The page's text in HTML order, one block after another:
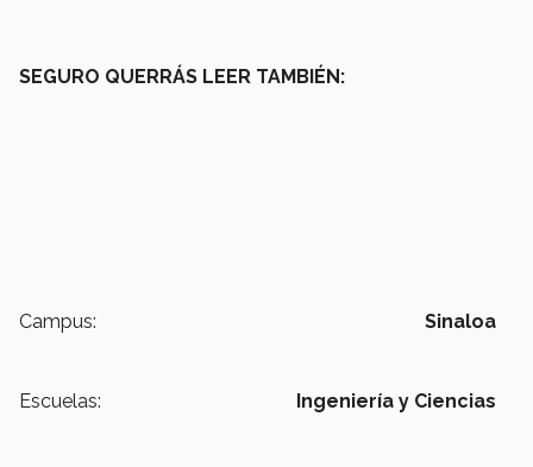
SEGURO QUERRÁS LEER TAMBIÉN:
Campus: Sinaloa
Escuelas: Ingeniería y Ciencias